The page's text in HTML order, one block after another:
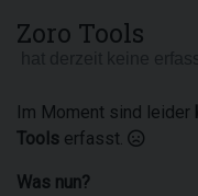
Zoro Tools
Im Moment sind leider
Tools erfasst.
Was nun?